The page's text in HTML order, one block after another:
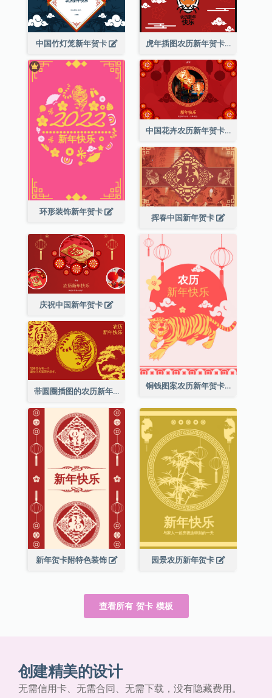
中国竹灯笼新年贺卡 虎年插图农历新年贺卡
环形装饰新年贺卡
中国花卉农历新年贺卡
挥春中国新年贺卡
庆祝中国新年贺卡
铜钱图案农历新年贺卡
带圆圈插图的农历新年快乐贺卡
新年贺卡附特色装饰 园景农历新年贺卡
查看所有 贺卡 模板
创建精美的设计
无需信用卡、无需合同、无需下载，没有隐藏费用。